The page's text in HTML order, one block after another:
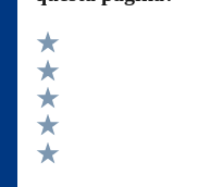
Valuta 5 stelle su 5
Valuta 4 stelle su 5
Valuta 3 stelle su 5
Valuta 2 stelle su 5